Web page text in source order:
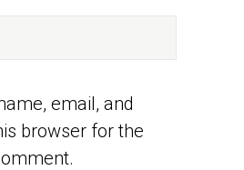
email, and
browser for the